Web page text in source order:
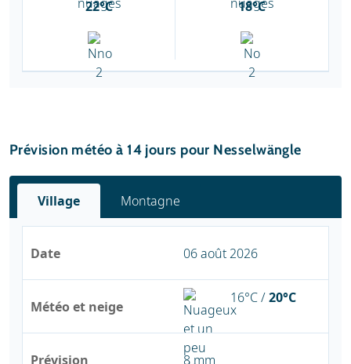
22°C 18°C
Prévision météo à 14 jours pour Nesselwängle
Village Montagne
Date
Météo et neige
Prévision
06 août 2026
16°C /20°C
8 mm